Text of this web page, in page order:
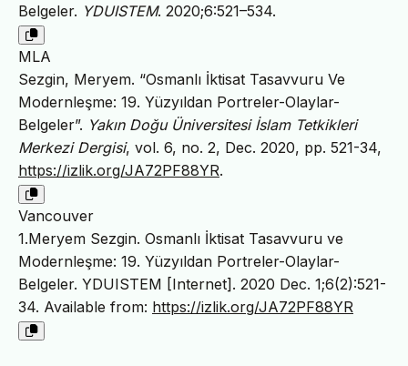
Belgeler. YDUISTEM. 2020;6:521–534.
MLA
Sezgin, Meryem. “Osmanlı İktisat Tasavvuru Ve
Modernleşme: 19. Yüzyıldan Portreler-Olaylar-
Belgeler”. Yakın Doğu Üniversitesi İslam Tetkikleri
Merkezi Dergisi, vol. 6, no. 2, Dec. 2020, pp. 521-34,
https://izlik.org/JA72PF88YR.
Vancouver
1.Meryem Sezgin. Osmanlı İktisat Tasavvuru ve
Modernleşme: 19. Yüzyıldan Portreler-Olaylar-
Belgeler. YDUISTEM [Internet]. 2020 Dec. 1;6(2):521-
34. Available from: https://izlik.org/JA72PF88YR